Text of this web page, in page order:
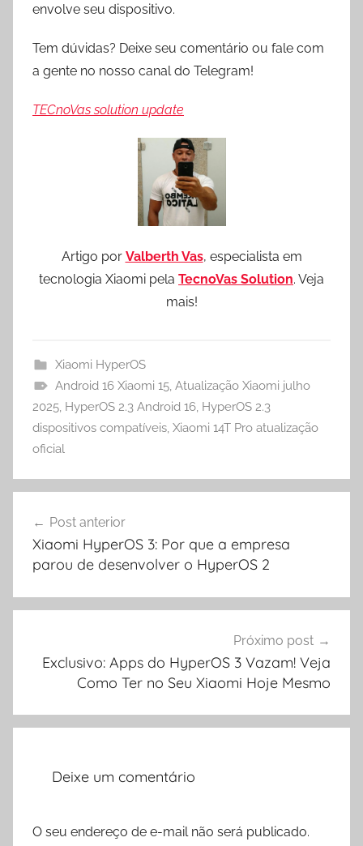
envolve seu dispositivo.
Tem dúvidas? Deixe seu comentário ou fale com
a gente no nosso canal do Telegram!
TECnoVas solution update
Artigo por Valberth Vas, especialista em
tecnologia Xiaomi pela TecnoVas Solution. Veja
mais!
Xiaomi HyperOS
Android 16 Xiaomi 15, Atualização Xiaomi julho
2025, HyperOS 2.3 Android 16, HyperOS 2.3
dispositivos compatíveis, Xiaomi 14T Pro atualização
oficial
de
Post
Post anterior
Xiaomi HyperOS 3: Por que a empresa
parou de desenvolver o HyperOS 2
Próximo post
Exclusivo: Apps do HyperOS 3 Vazam! Veja
Como Ter no Seu Xiaomi Hoje Mesmo
Deixe um comentário
O seu endereço de e-mail não será publicado.